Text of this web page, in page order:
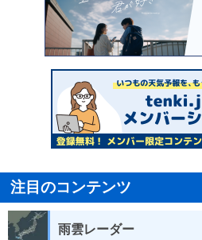
注目のコンテンツ
雨雲レーダー